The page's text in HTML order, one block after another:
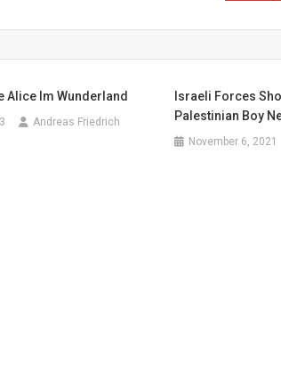
Alice Im Wunderland
Andreas Friedrich
Israeli Forces
Palestinian Boy
November 6, 2021